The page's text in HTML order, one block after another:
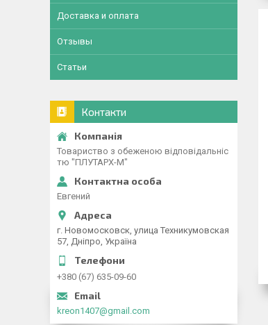
Доставка и оплата
Отзывы
Статьи
Контакти
Товариство з обеженою відповідальніс
тю "ПЛУТАРХ-М"
Евгений
г. Новомосковск, улица Техникумовская
57, Дніпро, Україна
+380 (67) 635-09-60
kreon1407@gmail.com